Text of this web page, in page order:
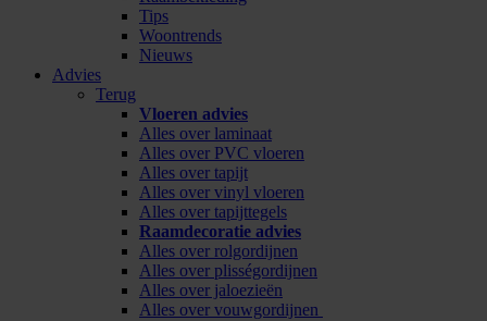
Tips
Woontrends
Nieuws
Advies
Terug
Vloeren advies
Alles over laminaat
Alles over PVC vloeren
Alles over tapijt
Alles over vinyl vloeren
Alles over tapijttegels
Raamdecoratie advies
Alles over rolgordijnen
Alles over plisségordijnen
Alles over jaloezieën
Alles over vouwgordijnen